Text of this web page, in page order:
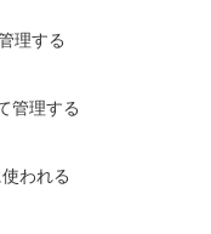
理する
管理する
われる